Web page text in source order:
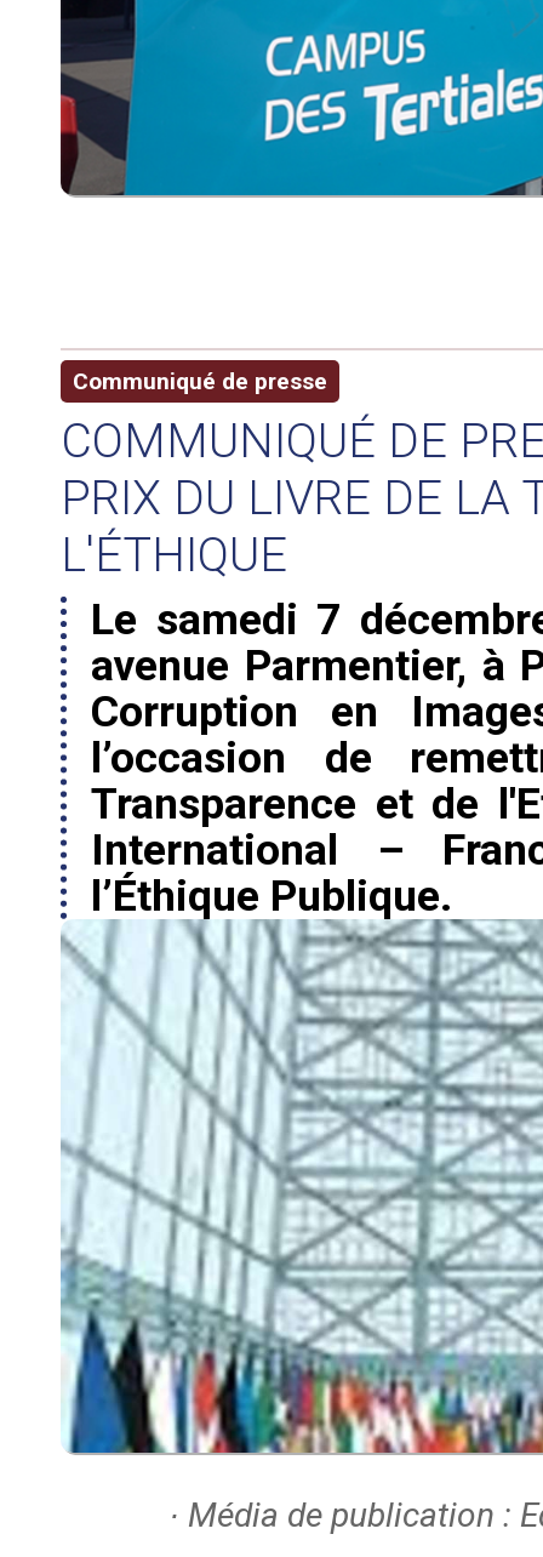
Communiqué de presse
COMMUNIQUÉ DE
PRIX DU LIVRE DE LA
L'ÉTHIQUE
Le samedi 7
avenue Parmentier, à
Corruption en
l’occasion de
Transparence et de
International –
l’Éthique Publique.
∙ Média de publication :